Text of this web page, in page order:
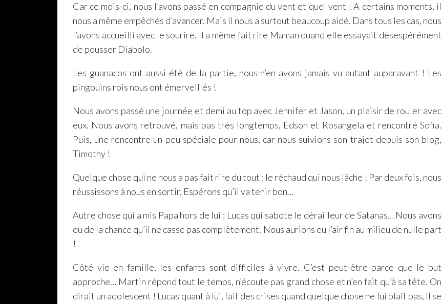
Car ce mois-ci, nous l’avons passé en compagnie du vent et quel vent ! A certains moments, il
nous a même empêchés d’avancer. Mais il nous a surtout beaucoup aidé. Dans tous les cas, nous
l’avons accueilli avec le sourire. Il a même fait rire Maman quand elle essayait désespérément
de pousser Diabolo.
Les guanacos ont aussi été de la partie, nous n’en avons jamais vu autant auparavant ! Les
pingouins rois nous ont émerveillés !
Nous avons passé une journée et demi au top avec Jennifer et Jason, un plaisir de rouler avec
eux. Nous avons retrouvé, mais pas très longtemps, Edson et Rosangela et rencontré Sofia.
Puis, une rencontre un peu spéciale pour nous, car nous suivions son trajet depuis son blog,
Timothy !
Quelque chose qui ne nous a pas fait rire du tout : le réchaud qui nous lâche ! Par deux fois, nous
réussissons à nous en sortir. Espérons qu’il va tenir bon…
Autre chose qui a mis Papa hors de lui : Lucas qui sabote le dérailleur de Satanas… Nous avons
eu de la chance qu’il ne casse pas complètement. Nous aurions eu l’air fin au milieu de nulle part
!
Côté vie en famille, les enfants sont difficiles à vivre. C’est peut-être parce que le but
approche… Martin répond tout le temps, n’écoute pas grand chose et n’en fait qu’à sa tête. On
dirait un adolescent ! Lucas quant à lui, fait des crises quand quelque chose ne lui plaît pas, il se